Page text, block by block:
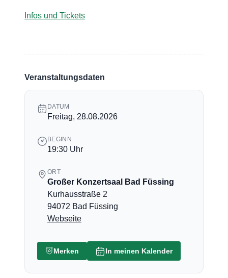
Infos und Tickets
Veranstaltungsdaten
DATUM
Freitag, 28.08.2026
BEGINN
19:30 Uhr
ORT
Großer Konzertsaal Bad Füssing
Kurhausstraße 2
94072 Bad Füssing
Webseite
Merken In meinen Kalender